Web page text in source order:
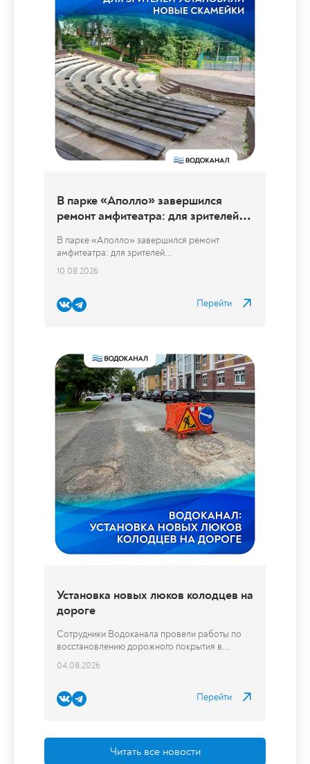
В парке «Аполло» завершился
ремонт амфитеатра: для зрителей
установили новые скамейки
В парке «Аполло» завершился ремонт
амфитеатра: для зрителей...
10.08.2026
Перейти
Читать все новости